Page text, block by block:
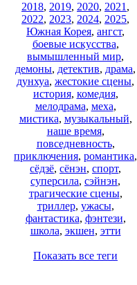
2018, 2019, 2020, 2021 ,
2022, 2023, 2024, 2025,
Южная Корея, ангст,
боевые искусства,
вымышленный мир,
демоны, детектив, драма,
дунхуа, жестокие сцены,
история, комедия,
мелодрама, меха,
мистика, музыкальный,
наше время,
повседневность,
приключения, романтика,
сёдзё, сёнэн, спорт,
суперсила, сэйнэн,
трагические сцены,
триллер, ужасы,
фантастика, фэнтези,
школа, экшен, этти
Показать все теги